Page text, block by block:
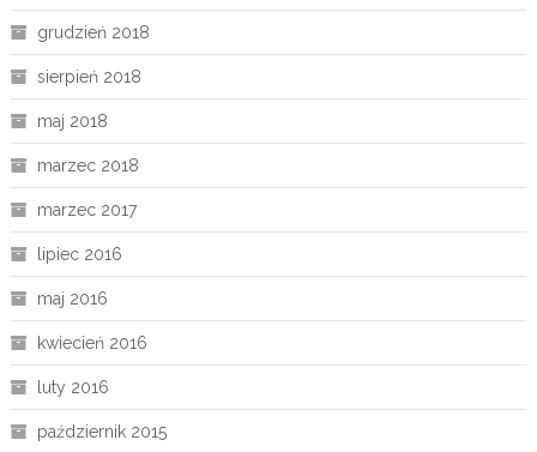
grudzień 2018
sierpień 2018
maj 2018
marzec 2018
marzec 2017
lipiec 2016
maj 2016
kwiecień 2016
luty 2016
październik 2015